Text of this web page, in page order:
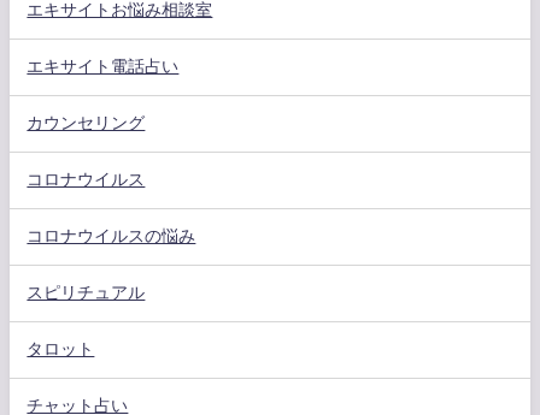
エキサイトお悩み相談室
エキサイト電話占い
カウンセリング
コロナウイルス
コロナウイルスの悩み
スピリチュアル
タロット
チャット占い